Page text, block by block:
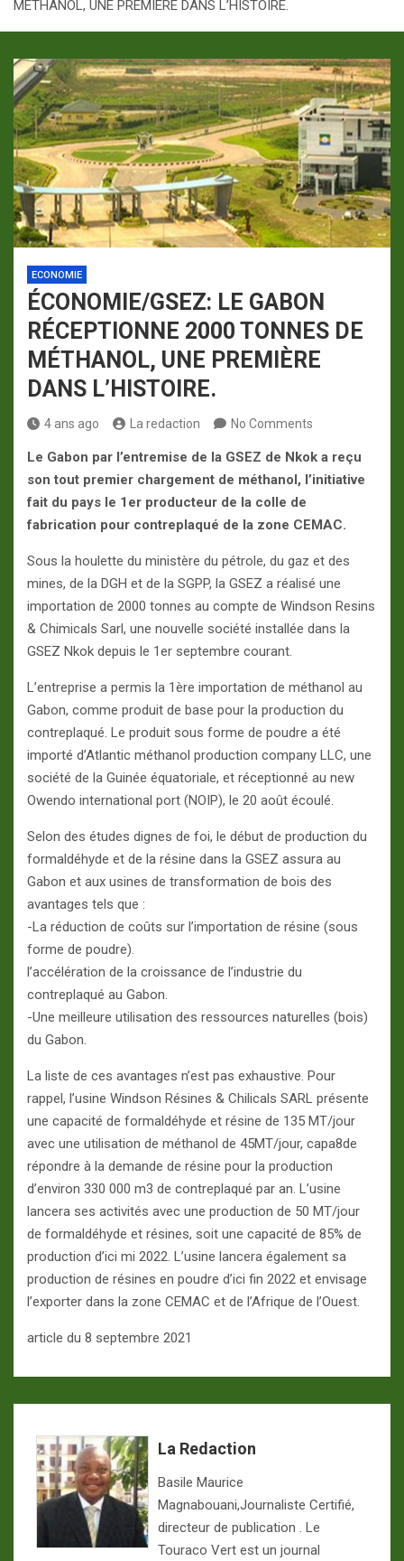
MÉTHANOL, UNE PREMIÈRE DANS L’HISTOIRE.
ECONOMIE
ÉCONOMIE/GSEZ: LE GABON
RÉCEPTIONNE 2000 TONNES DE
MÉTHANOL, UNE PREMIÈRE
DANS L’HISTOIRE.
4 ans ago La redaction No Comments
Le Gabon par l’entremise de la GSEZ de Nkok a reçu
son tout premier chargement de méthanol, l’initiative
fait du pays le 1er producteur de la colle de
fabrication pour contreplaqué de la zone CEMAC.
Sous la houlette du ministère du pétrole, du gaz et des
mines, de la DGH et de la SGPP, la GSEZ a réalisé une
importation de 2000 tonnes au compte de Windson Resins
& Chimicals Sarl, une nouvelle société installée dans la
GSEZ Nkok depuis le 1er septembre courant.
L’entreprise a permis la 1ère importation de méthanol au
Gabon, comme produit de base pour la production du
contreplaqué. Le produit sous forme de poudre a été
importé d’Atlantic méthanol production company LLC, une
société de la Guinée équatoriale, et réceptionné au new
Owendo international port (NOIP), le 20 août écoulé.
Selon des études dignes de foi, le début de production du
formaldéhyde et de la résine dans la GSEZ assura au
Gabon et aux usines de transformation de bois des
avantages tels que :
-La réduction de coûts sur l’importation de résine (sous
forme de poudre).
l’accélération de la croissance de l’industrie du
contreplaqué au Gabon.
-Une meilleure utilisation des ressources naturelles (bois)
du Gabon.
La liste de ces avantages n’est pas exhaustive. Pour
rappel, l’usine Windson Résines & Chilicals SARL présente
une capacité de formaldéhyde et résine de 135 MT/jour
avec une utilisation de méthanol de 45MT/jour, capa8de
répondre à la demande de résine pour la production
d’environ 330 000 m3 de contreplaqué par an. L’usine
lancera ses activités avec une production de 50 MT/jour
de formaldéhyde et résines, soit une capacité de 85% de
production d’ici mi 2022. L’usine lancera également sa
production de résines en poudre d’ici fin 2022 et envisage
l’exporter dans la zone CEMAC et de l’Afrique de l’Ouest.
article du 8 septembre 2021
La Redaction
Basile Maurice
Magnabouani,Journaliste Certifié,
directeur de publication . Le
Touraco Vert est un journal
p